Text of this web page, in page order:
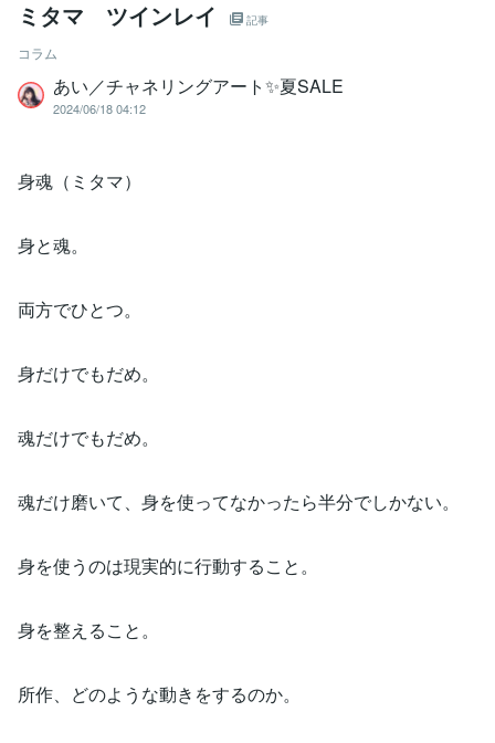
ミタマ ツインレイ 記事
コラム
あい／チャネリングアート✨夏SALE
2024/06/18 04:12
身魂（ミタマ）
身と魂。
両方でひとつ。
身だけでもだめ。
魂だけでもだめ。
魂だけ磨いて、身を使ってなかったら半分でしかない。
身を使うのは現実的に行動すること。
身を整えること。
所作、どのような動きをするのか。